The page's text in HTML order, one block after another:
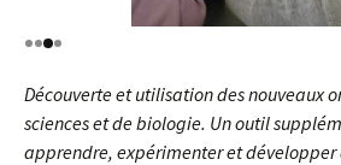
Découverte et utilisation des nouveaux
sciences et de biologie. Un outil
apprendre, expérimenter et développer